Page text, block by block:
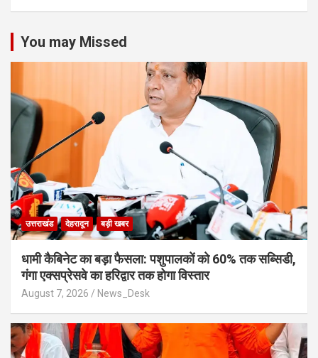
You may Missed
उत्तराखंड देहरादून बड़ी खबर
​धामी कैबिनेट का बड़ा फैसला: पशुपालकों को 60% तक सब्सिडी,
गंगा एक्सप्रेसवे का हरिद्वार तक होगा विस्तार
August 7, 2026 News_Desk